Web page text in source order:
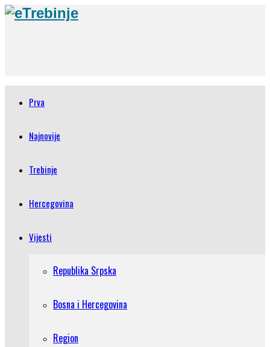
Prva
Najnovije
Trebinje
Hercegovina
Vijesti
Republika Srpska
Bosna i Hercegovina
Region